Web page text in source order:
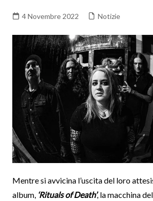
4 Novembre 2022 Notizie
Mentre si avvicina l’uscita del loro
album, ‘Rituals of Death’, la macchina